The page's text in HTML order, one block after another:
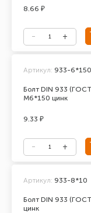
8.66 ₽
Болт DIN 933
М6*150 цинк
Артикул: 933-6*150
9.33 ₽
Болт DIN 933
цинк
Артикул: 933-8*10